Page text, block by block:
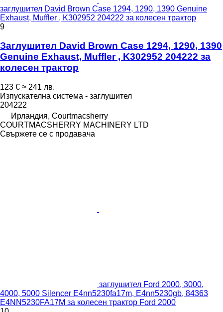
заглушител David Brown Case 1294, 1290, 1390 Genuine
Exhaust, Muffler , K302952 204222 за колесен трактор
9
Заглушител David Brown Case 1294, 1290, 1390
Genuine Exhaust, Muffler , K302952 204222 за
колесен трактор
123 € ≈ 241 лв.
Изпускателна система - заглушител
204222
Ирландия, Courtmacsherry
COURTMACSHERRY MACHINERY LTD
Свържете се с продавача
заглушител Ford 2000, 3000,
4000, 5000 Silencer E4nn5230fa17m, E4nn5230gb, 84363
E4NN5230FA17M за колесен трактор Ford 2000